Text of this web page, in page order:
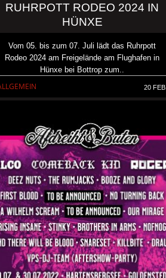
RUHRPOTT RODEO 2024 IN
HÜNXE
Vom 05. bis zum 07. Juli lädt das Ruhrpott
Rodeo 2024 am Freigelände am Flughafen in
Hünxe bei Bottrop zum..
20 FEB.